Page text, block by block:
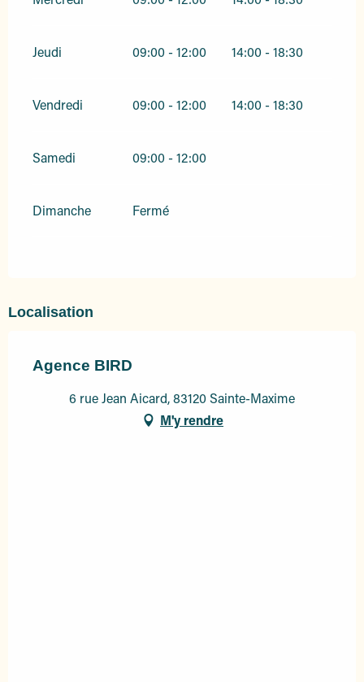
Jeudi 09:00 - 12:00 14:00 - 18:30
Vendredi 09:00 - 12:00 14:00 - 18:30
Samedi 09:00 - 12:00
Dimanche Fermé
Localisation
Agence BIRD
6 rue Jean Aicard, 83120 Sainte-Maxime
M'y rendre